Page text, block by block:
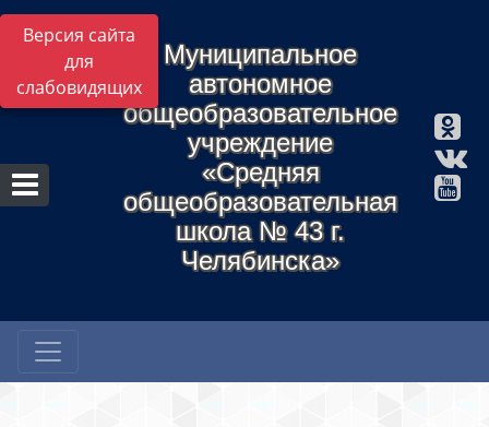
Версия сайта
для
слабовидящих
Муниципальное
автономное
общеобразовательное
учреждение
«Средняя
общеобразовательная
школа № 43 г.
Челябинска»